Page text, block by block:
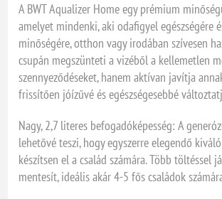
A BWT Aqualizer Home egy prémium
amelyet mindenki, aki odafigyel egészségére
minőségére, otthon vagy irodában szívesen
csupán megszünteti a vizéből a kellemetlen
szennyeződéseket, hanem aktívan javítja
frissítően jóízűvé és egészségesebbé
Nagy, 2,7 literes befogadóképesség: A
lehetővé teszi, hogy egyszerre elegendő
készítsen el a család számára. Több töltéssel
mentesít, ideális akár 4-5 fős családok